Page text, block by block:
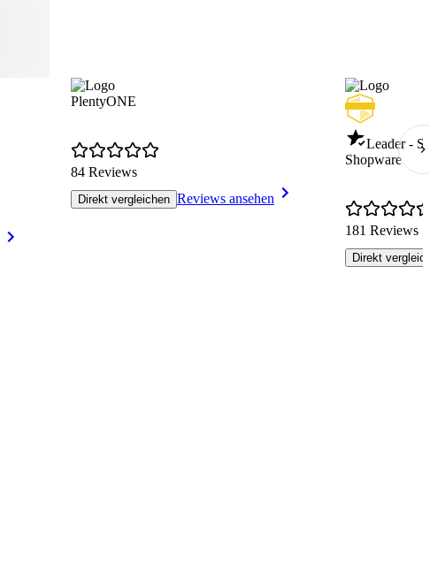
PlentyONE
84 Reviews
Direkt vergleichen Reviews ansehen
Leader -
Shopware
181 Reviews
Direkt